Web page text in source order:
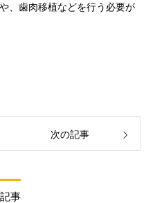
、歯肉移植などを行う必要が
次の記事
事